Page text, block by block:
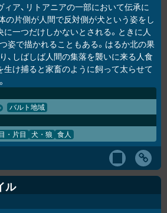
ィア、リトアニアの一部において伝承に
の片側が人間で反対側が犬という姿をし
に一つだけしかないとされる。ときに人
姿で描かれることもある。はるか北の果
、しばしば人間の集落を襲いに来る人食
生け捕ると家畜のように飼って太らせて
バルト地域
・片目 犬・狼 食人
ル